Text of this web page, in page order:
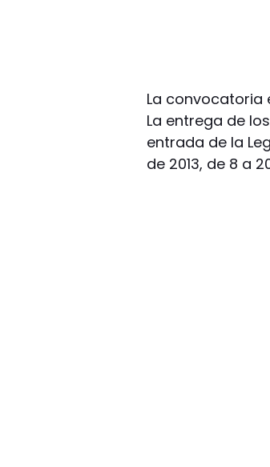
La convocatoria
La entrega de
entrada de la
de 2013, de 8 a